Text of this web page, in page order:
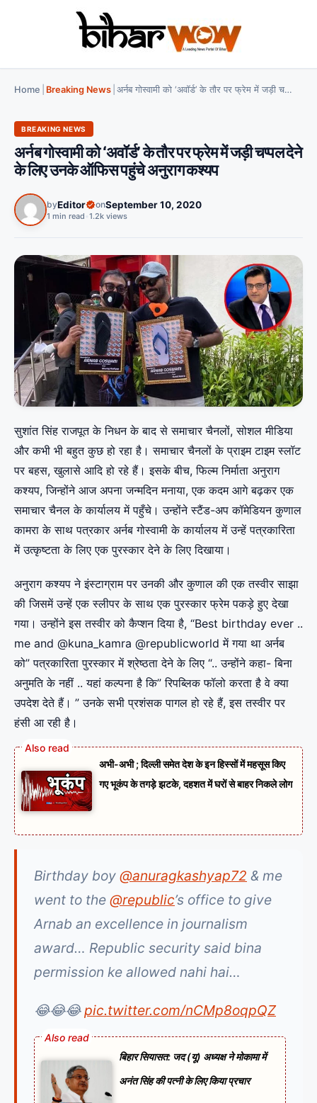
Home Breaking News अर्नब गोस्वामी को ‘अवॉर्ड’ के तौर पर फ्रेम में जड़ी चप्पल देने के लिए उनके ऑफिस पहुंचे अनुराग कश्यप
BREAKING NEWS
अर्नब गोस्वामी को ‘अवॉर्ड’ के तौर पर फ्रेम में जड़ी चप्पल देने
के लिए उनके ऑफिस पहुंचे अनुराग कश्यप
byEditor onSeptember 10, 2020
1 min read 1.2k views
सुशांत सिंह राजपूत के निधन के बाद से समाचार चैनलों, सोशल मीडिया
और कभी भी बहुत कुछ हो रहा है। समाचार चैनलों के प्राइम टाइम स्लॉट
पर बहस, खुलासे आदि हो रहे हैं। इसके बीच, फिल्म निर्माता अनुराग
कश्यप, जिन्होंने आज अपना जन्मदिन मनाया, एक कदम आगे बढ़कर एक
समाचार चैनल के कार्यालय में पहुँचे। उन्होंने स्टैंड-अप कॉमेडियन कुणाल
कामरा के साथ पत्रकार अर्नब गोस्वामी के कार्यालय में उन्हें पत्रकारिता
में उत्कृष्टता के लिए एक पुरस्कार देने के लिए दिखाया।
अनुराग कश्यप ने इंस्टाग्राम पर उनकी और कुणाल की एक तस्वीर साझा
की जिसमें उन्हें एक स्लीपर के साथ एक पुरस्कार फ्रेम पकड़े हुए देखा
गया। उन्होंने इस तस्वीर को कैप्शन दिया है, “Best birthday ever ..
me and @kuna_kamra @republicworld में गया था अर्नब
को” पत्रकारिता पुरस्कार में श्रेष्ठता देने के लिए “.. उन्होंने कहा- बिना
अनुमति के नहीं .. यहां कल्पना है कि” रिपब्लिक फॉलो करता है वे क्या
उपदेश देते हैं। ” उनके सभी प्रशंसक पागल हो रहे हैं, इस तस्वीर पर
हंसी आ रही है।
अभी-अभी ; दिल्ली समेत देश के इन हिस्सों में महसूस किए
गए भूकंप के तगड़े झटके, दहशत में घरों से बाहर निकले लोग
Birthday boy @anuragkashyap72 & me
went to the @republic’s office to give
Arnab an excellence in journalism
award… Republic security said bina
permission ke allowed nahi hai…
😂😂😂pic.twitter.com/nCMp8oqpQZ
बिहार सियासत: जद (यू) अध्यक्ष ने मोकामा में
अनंत सिंह की पत्नी के लिए किया प्रचार